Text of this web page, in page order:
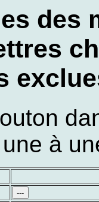
des
à
---